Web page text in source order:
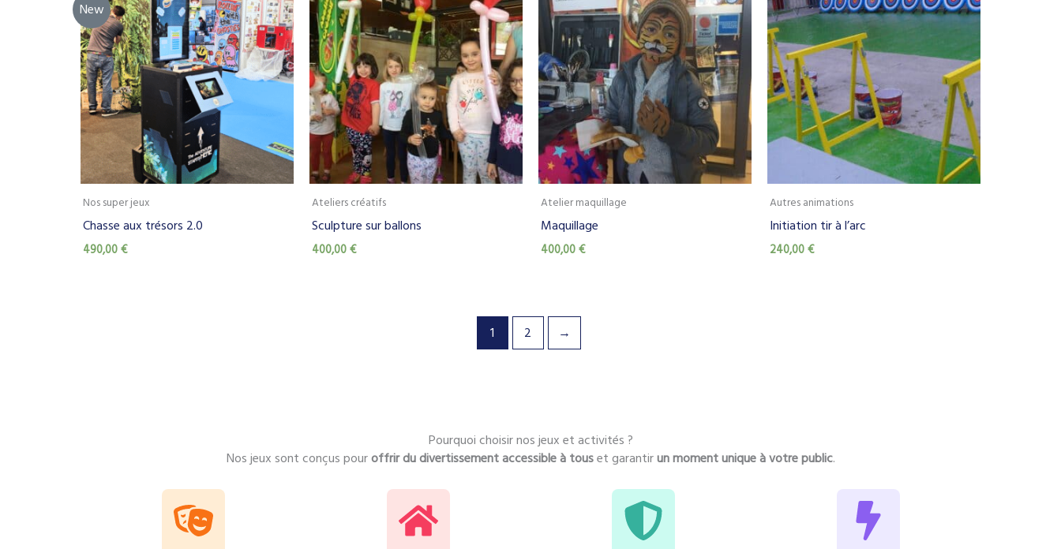
New
Nos super jeux
Chasse aux trésors 2.0
490,00€
Ateliers créatifs
Sculpture sur ballons
400,00€
Atelier maquillage
Maquillage
400,00€
Autres animations
Initiation tir à l’arc
240,00€
1 2 →
Pourquoi choisir nos jeux et activités ?
Nos jeux sont conçus pouroffrir du divertissement accessible à touset garantirun moment unique à votre public.